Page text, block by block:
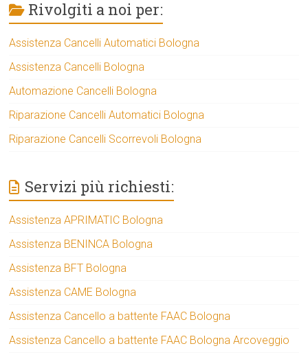
Rivolgiti a noi per:
Assistenza Cancelli Automatici Bologna
Assistenza Cancelli Bologna
Automazione Cancelli Bologna
Riparazione Cancelli Automatici Bologna
Riparazione Cancelli Scorrevoli Bologna
Servizi più richiesti:
Assistenza APRIMATIC Bologna
Assistenza BENINCA Bologna
Assistenza BFT Bologna
Assistenza CAME Bologna
Assistenza Cancello a battente FAAC Bologna
Assistenza Cancello a battente FAAC Bologna Arcoveggio